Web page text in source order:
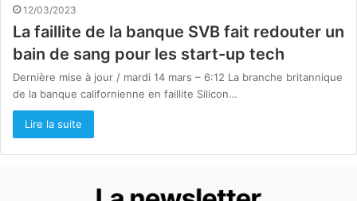
12/03/2023
La faillite de la banque SVB fait redouter un
bain de sang pour les start-up tech
Dernière mise à jour / mardi 14 mars – 6:12 La branche britannique
de la banque californienne en faillite Silicon…
Lire la suite